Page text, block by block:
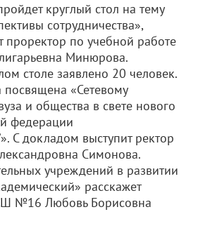
круглый стол на тему
сотрудничества»,
проректор по учебной работе
Минюрова.
столе заявлено 20 человек.
посвящена «Сетевому
и общества в свете нового
федерации
С докладом выступит ректор
Симонова.
учреждений в развитии
расскажет
№16 Любовь Борисовна